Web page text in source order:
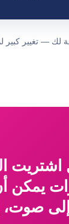
لك — تغيير كبير
يمكن
صوت،